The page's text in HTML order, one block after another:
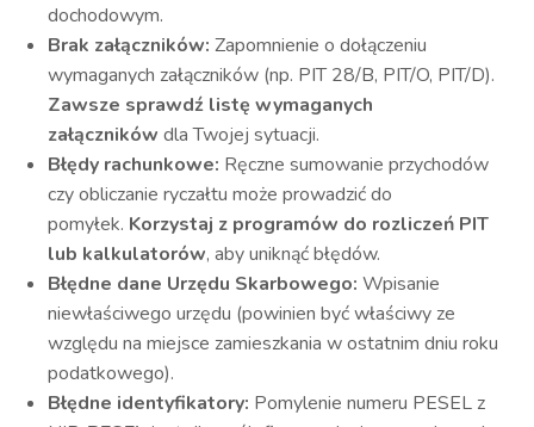
dochodowym.
Brak załączników: Zapomnienie o dołączeniu
wymaganych załączników (np. PIT 28/B, PIT/O, PIT/D).
Zawsze sprawdź listę wymaganych
załączników dla Twojej sytuacji.
Błędy rachunkowe: Ręczne sumowanie przychodów
czy obliczanie ryczałtu może prowadzić do
pomyłek. Korzystaj z programów do rozliczeń PIT
lub kalkulatorów, aby uniknąć błędów.
Błędne dane Urzędu Skarbowego: Wpisanie
niewłaściwego urzędu (powinien być właściwy ze
względu na miejsce zamieszkania w ostatnim dniu roku
podatkowego).
Błędne identyfikatory: Pomylenie numeru PESEL z